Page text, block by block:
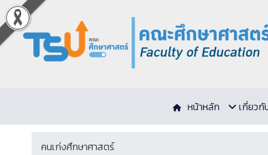
หน้าหลัก เกี่ยว
คนเก่งศึกษาศาสตร์